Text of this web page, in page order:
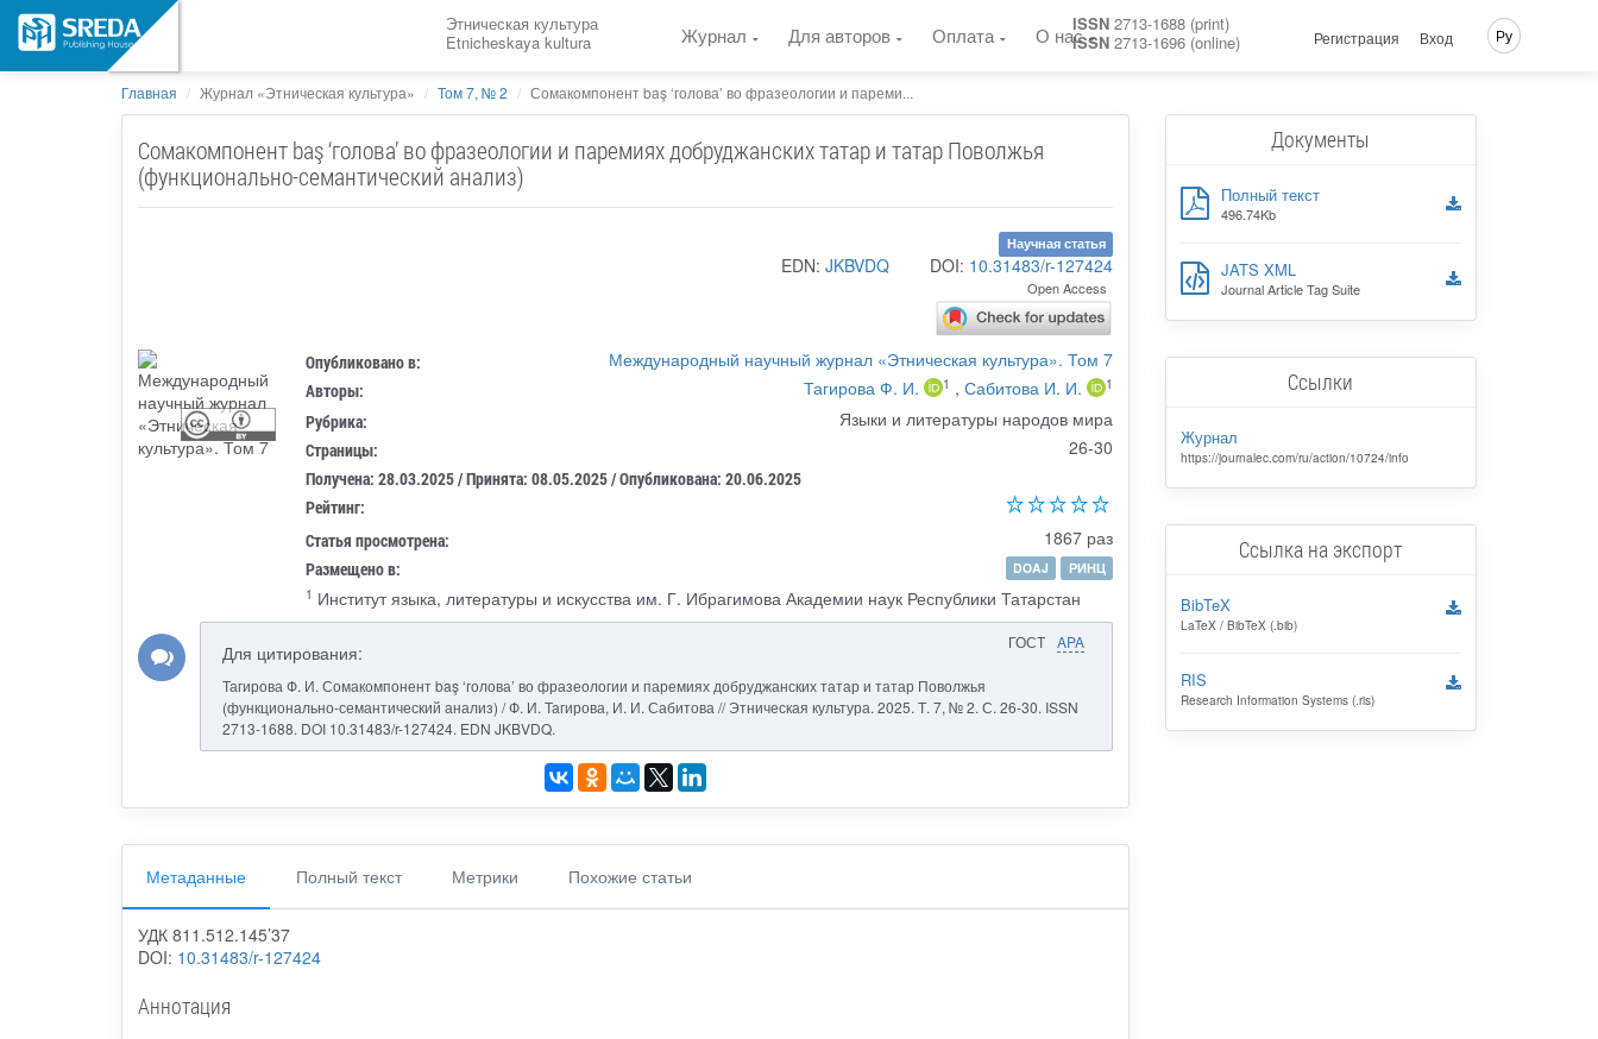
Этническая культура
Etnicheskaya kultura
Журнал Для авторов Оплата О насISSN 2713-1688 (print)
ISSN 2713-1696 (online) Регистрация Вход Ру
Главная Журнал «Этническая культура» Том 7, № 2 Сомакомпонент baş ‘голова’ во фразеологии и пареми...
Сомакомпонент baş ‘голова’ во фразеологии и паремиях добруджанских татар и татар Поволжья
(функционально-семантический анализ)
Научная статья
EDN: JKBVDQ DOI: 10.31483/r-127424
Open Access
Опубликовано в: Международный научный журнал «Этническая культура». Том 7
Авторы: Тагирова Ф. И. 1 , Сабитова И. И. 1
Рубрика: Языки и литературы народов мира
Страницы: 26-30
Получена: 28.03.2025 / Принята: 08.05.2025 / Опубликована: 20.06.2025
Рейтинг:
Статья просмотрена:
1867 раз
Размещено в: DOAJ
РИНЦ
1 Институт языка, литературы и искусства им. Г. Ибрагимова Академии наук Республики Татарстан
ГОСТ APA
Для цитирования:
Тагирова Ф. И. Сомакомпонент baş ‘голова’ во фразеологии и паремиях добруджанских татар и татар Поволжья
(функционально-семантический анализ) / Ф. И. Тагирова, И. И. Сабитова // Этническая культура. 2025. Т. 7, № 2. С. 26-30. ISSN
2713-1688. DOI 10.31483/r-127424. EDN JKBVDQ.
Метаданные Полный текст Метрики Похожие статьи
УДК 811.512.145’37
DOI: 10.31483/r-127424
Аннотация
Документы
Полный текст
496.74Kb
JATS XML
Journal Article Tag Suite
Ссылки
Журнал
https://journalec.com/ru/action/10724/info
Ссылка на экспорт
BibTeX
LaTeX / BibTeX (.bib)
RIS
Research Information Systems (.ris)